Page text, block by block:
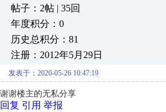
帖子：2帖 | 35回
年度积分：0
历史总积分：81
注册：2012年5月29日
发表于：2020-05-26 10:47:19
谢谢楼主的无私分享
回复 引用 举报